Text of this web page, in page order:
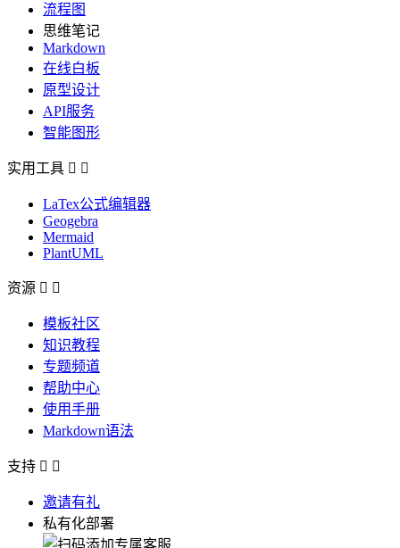
流程图
思维笔记
Markdown
在线白板
原型设计
API服务
智能图形
实用工具  
LaTex公式编辑器
Geogebra
Mermaid
PlantUML
资源  
模板社区
知识教程
专题频道
帮助中心
使用手册
Markdown语法
支持  
邀请有礼
私有化部署